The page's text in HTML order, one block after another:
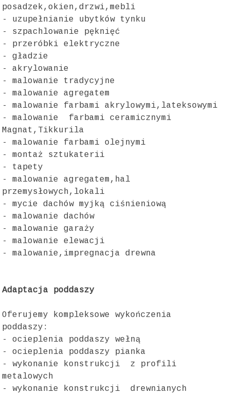
posadzek,okien,drzwi,mebli
- uzupełnianie ubytków tynku
- szpachlowanie pęknięć
- przeróbki elektryczne
- gładzie
- akrylowanie
- malowanie tradycyjne
- malowanie agregatem
- malowanie farbami akrylowymi,lateksowymi
- malowanie farbami ceramicznymi
Magnat,Tikkurila
- malowanie farbami olejnymi
- montaż sztukaterii
- tapety
- malowanie agregatem,hal
przemysłowych,lokali
- mycie dachów myjką ciśnieniową
- malowanie dachów
- malowanie garaży
- malowanie elewacji
- malowanie,impregnacja drewna
Adaptacja poddaszy
Oferujemy kompleksowe wykończenia
poddaszy:
- ocieplenia poddaszy wełną
- ocieplenia poddaszy pianka
- wykonanie konstrukcji z profili
metalowych
- wykonanie konstrukcji drewnianych